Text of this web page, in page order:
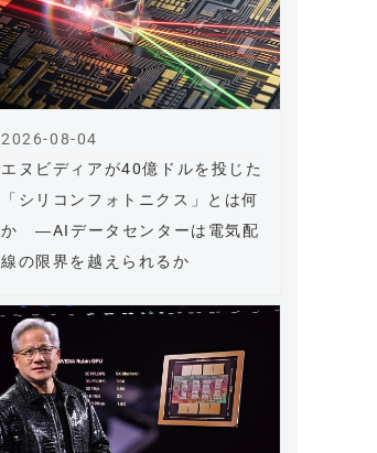
エヌビディアが40億ドルを投じた
「シリコンフォトニクス」とは何
か ―AIデータセンターは電気配
線の限界を越えられるか
2026-08-04